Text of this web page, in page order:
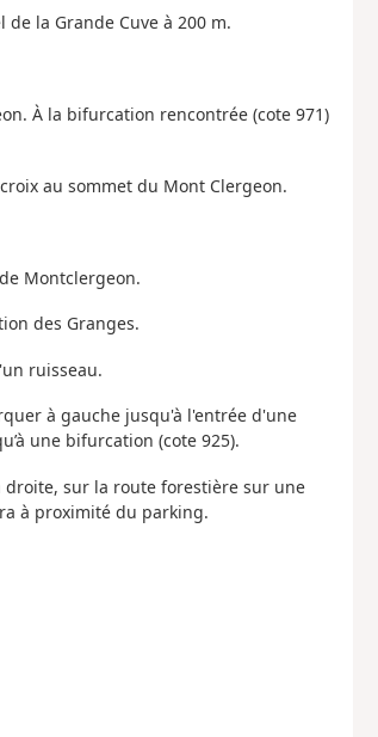
la Grande Cuve à 200 m.
À la bifurcation rencontrée (cote 971)
au sommet du Mont Clergeon.
Montclergeon.
des Granges.
ruisseau.
à gauche jusqu'à l'entrée d'une
une bifurcation (cote 925).
sur la route forestière sur une
à proximité du parking.